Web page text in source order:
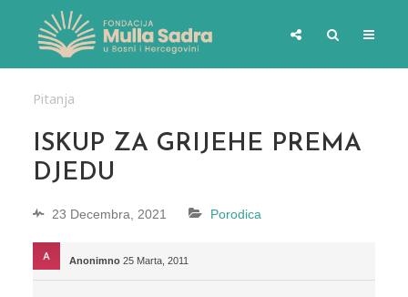
Pitanja
ISKUP ZA GRIJEHE PREMA
DJEDU
23 Decembra, 2021 Porodica
Anonimno 25 Marta, 2011